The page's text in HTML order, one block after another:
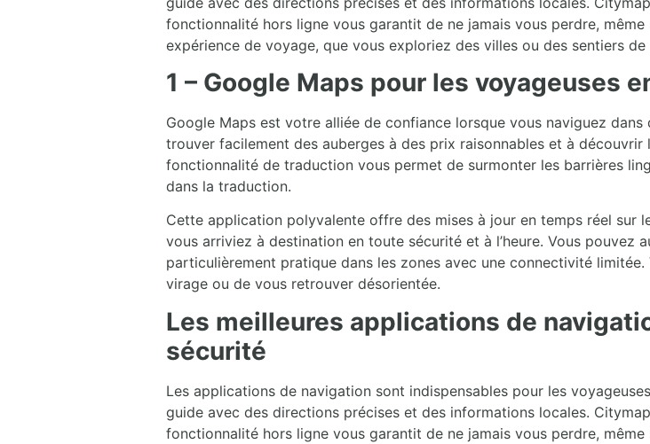
fonctionnalité hors ligne vous garantit de ne jamais vous perdre,
expérience de voyage, que vous exploriez des villes ou des sentiers de
1 – Google Maps pour les voyageuses
Google Maps est votre alliée de confiance lorsque vous naviguez
trouver facilement des auberges à des prix raisonnables et à
fonctionnalité de traduction vous permet de surmonter les barrières
dans la traduction.
Cette application polyvalente offre des mises à jour en temps réel
vous arriviez à destination en toute sécurité et à l’heure. Vous pouvez
particulièrement pratique dans les zones avec une connectivité limitée.
virage ou de vous retrouver désorientée.
Les meilleures applications de
sécurité
Les applications de navigation sont indispensables pour les
guide avec des directions précises et des informations locales.
fonctionnalité hors ligne vous garantit de ne jamais vous perdre,